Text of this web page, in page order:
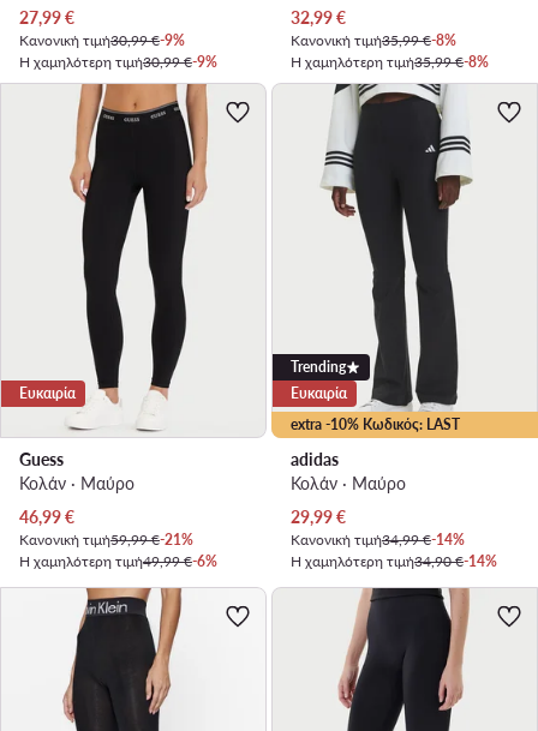
Τρέχουσα τιμή
27,99€
Κανονική τιμή30,99 €-9%
Η χαμηλότερη τιμή30,99 €-9%
Τρέχουσα τιμή
32,99€
Κανονική τιμή35,99 €-8%
Η χαμηλότερη τιμή35,99 €-8%
Ευκαιρία
Guess
Κολάν · Μαύρο
Τρέχουσα τιμή
46,99€
Κανονική τιμή59,99 €-21%
Η χαμηλότερη τιμή49,99 €-6%
extra -10% Κωδικός: LAST
Trending
Ευκαιρία
adidas
Κολάν · Μαύρο
Τρέχουσα τιμή
29,99€
Κανονική τιμή34,99 €-14%
Η χαμηλότερη τιμή34,90 €-14%